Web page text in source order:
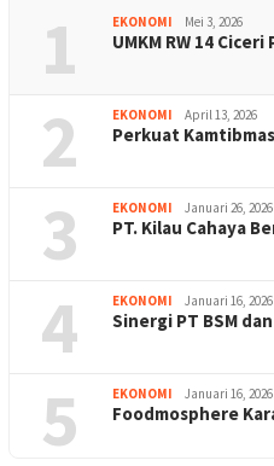
1 EKONOMI Mei 3, 2026
UMKM RW 14
2 EKONOMI April 13, 2026
Perkuat
3 EKONOMI Januari 26, 2026
PT. Kilau Cahaya
4 EKONOMI Januari 16, 2026
Sinergi PT BSM
5 EKONOMI Januari 16, 2026
Foodmosphere